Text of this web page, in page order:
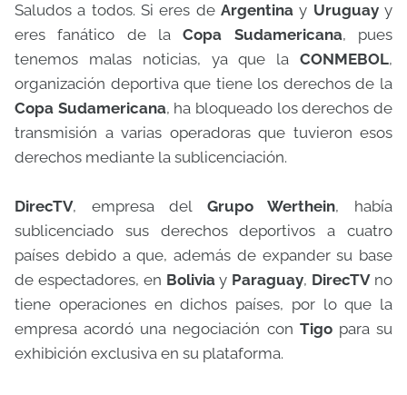
Saludos a todos. Si eres de Argentina y Uruguayy
eres fanático de laCopa Sudamericana, pues
tenemos malas noticias, ya que la CONMEBOL,
organización deportiva que tiene los derechos de la
Copa Sudamericana, ha bloqueado los derechos de
transmisión a varias operadoras que tuvieron esos
derechos mediante la sublicenciación.
DirecTV, empresa del Grupo Werthein, había
sublicenciado sus derechos deportivos a cuatro
países debido a que, además de expander su base
de espectadores, en Boliviay Paraguay, DirecTVno
tiene operaciones en dichos países, por lo que la
empresa acordó una negociación con Tigopara su
exhibición exclusiva en su plataforma.